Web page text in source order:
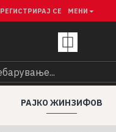
РЕГИСТРИРАЈ СЕ МЕНИ
РАЈКО ЖИНЗИФОВ